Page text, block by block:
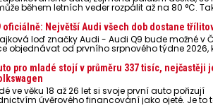
během letních veder rozpálit až na 80 °C.
Můžou urychlit stárnutí baterií, poškodit
případech i zvýšit riziko požáru.
oficiálně: Největší Audi všech dob dostane
loď značky Audi - Audi Q9 bude možné v
objednávat od prvního srpnového týdne 2026,
pro mladé stojí v průměru 337 tisíc, nejčastěji
ve věku 18 až 26 let si svoje první auto pořizují
úvěrového financování jako ojeté. Je to